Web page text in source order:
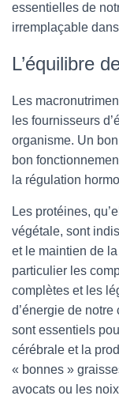
essentielles de
irremplaçable
L’équilibre
Les
les fournisseurs
organisme. Un
bon
la régulation
Les protéines,
végétale, sont
et le maintien de
particulier les
complètes et les
d’énergie de
sont essentiels
cérébrale et la
« bonnes »
avocats ou les